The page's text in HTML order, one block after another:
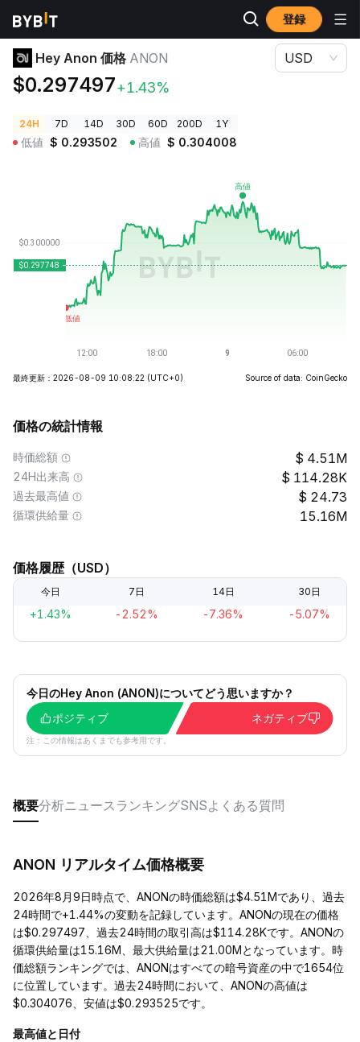
登録
暗号資産価格
Hey Anon 価格 ANON
$0.297497+1.43%
USD
24H 7D 14D 30D 60D 200D 1Y
低値 $ 0.293502 高値 $ 0.304008
最終更新：2026-08-09 10:08:22 (UTC+0) Source of data: CoinGecko
価格の統計情報
時価総額 4.51M
24H出来高 114.28K
過去最高値 24.73
循環供給量 15.16M
価格履歴（USD）
今日 7日 14日 30日
+1.43% -2.52% -7.36% -5.07%
今日のHey Anon (ANON)についてどう思いますか？
ポジティブ
ネガティブ
注：この情報はあくまでも参考用です。
概要分析ニュース ランキングSNSよくある質問
ANON リアルタイム価格概要
2026年8月9日時点で、ANONの時価総額は$4.51Mであり、過去
24時間で+1.44%の変動を記録しています。ANONの現在の価格
は$0.297497、過去24時間の取引高は$114.28Kです。ANONの
循環供給量は15.16M、最大供給量は21.00Mとなっています。時
価総額ランキングでは、ANONはすべての暗号資産の中で1654位
に位置しています。過去24時間において、ANONの高値は
$0.304076、安値は$0.293525です。
最高値と日付